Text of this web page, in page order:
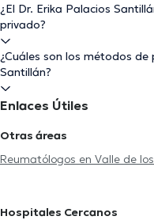
¿El Dr. Erika Palacios
privado?
¿Cuáles son los métodos
Santillán?
Enlaces Útiles
Otras áreas
Reumatólogos en Valle de
Hospitales Cercanos